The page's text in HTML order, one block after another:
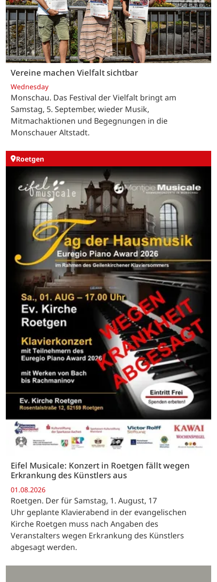
Vereine machen Vielfalt sichtbar
Wednesday
Monschau. Das Festival der Vielfalt bringt am
Samstag, 5. September, wieder Musik,
Mitmachaktionen und Begegnungen in die
Monschauer Altstadt.
Roetgen
Eifel Musicale: Konzert in Roetgen fällt wegen
Erkrankung des Künstlers aus
01.08.2026
Roetgen. Der für Samstag, 1. August, 17
Uhr geplante Klavierabend in der evangelischen
Kirche Roetgen muss nach Angaben des
Veranstalters wegen Erkrankung des Künstlers
abgesagt werden.